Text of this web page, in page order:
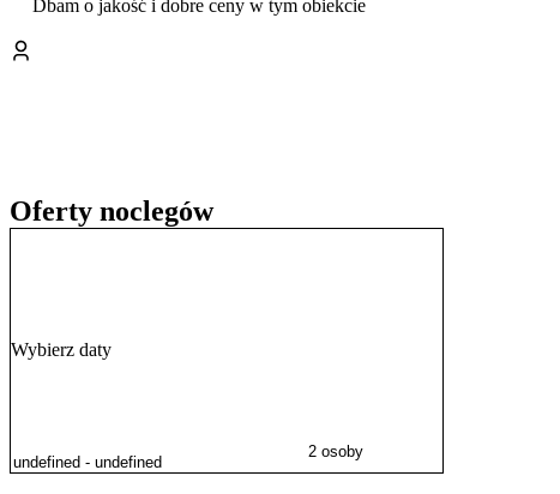
pobliżu mieści się także Łaźnia Rudas (2,2 km).
Istnieje możliwość zamówienia śniadania. Personel posługuje się
Dbam o jakość i dobre ceny w tym obiekcie
Oferty noclegów
Wybierz daty
2 osoby